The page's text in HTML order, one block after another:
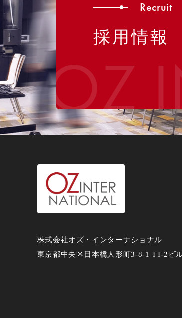
Recruit
採用情報
OZ
株式会社オズ・インターナショナル
東京都中央区日本橋人形町3-8-1 TT-2ビ